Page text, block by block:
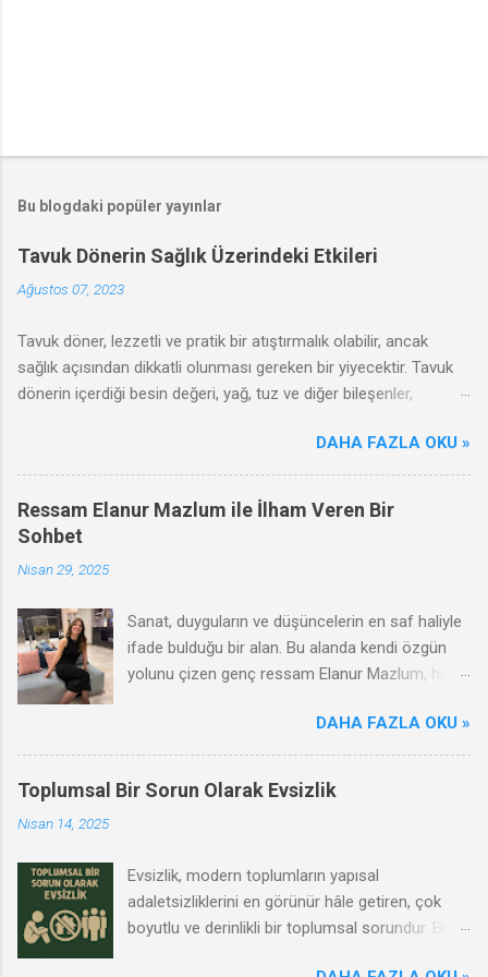
Bu blogdaki popüler yayınlar
Tavuk Dönerin Sağlık Üzerindeki Etkileri
Ağustos 07, 2023
Tavuk döner, lezzetli ve pratik bir atıştırmalık olabilir, ancak
sağlık açısından dikkatli olunması gereken bir yiyecektir. Tavuk
dönerin içerdiği besin değeri, yağ, tuz ve diğer bileşenler,
makalede, tavuk dönerin olumsuz etkileri, zararları ve sağlıklı
tüketim ipuçları hakkında bilgi vereceğiz.
DAHA FAZLA OKU »
Ressam Elanur Mazlum ile İlham Veren Bir
Sohbet
Nisan 29, 2025
Sanat, duyguların ve düşüncelerin en saf haliyle
ifade bulduğu bir alan. Bu alanda kendi özgün
yolunu çizen genç ressam Elanur Mazlum, hem
çekiyor. Renklerin ve formların ardına sakladığı
dünyasında kadının gücünü, gençliğin arayışını
ve sanatın dönüştürücü etkisini ustalıkla
zorlukları konuştuk. Bu keyifli röportajda onun
dünyasına bir pencere açmaya ne dersiniz?
DAHA FAZLA OKU »
Toplumsal Bir Sorun Olarak Evsizlik
Nisan 14, 2025
Evsizlik, modern toplumların yapısal
adaletsizliklerini en görünür hâle getiren, çok
boyutlu ve derinlikli bir toplumsal sorundur. Bu